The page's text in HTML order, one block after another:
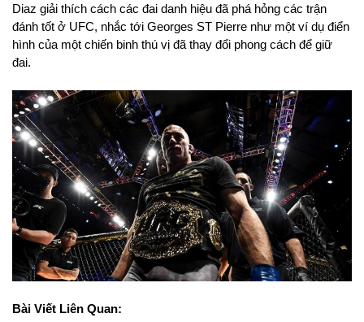
Diaz giải thích cách các đai danh hiệu đã phá hỏng các trận
đánh tốt ở UFC, nhắc tới Georges ST Pierre như một ví dụ điển
hình của một chiến binh thú vị đã thay đổi phong cách để giữ
đai.
Bài Viết Liên Quan: